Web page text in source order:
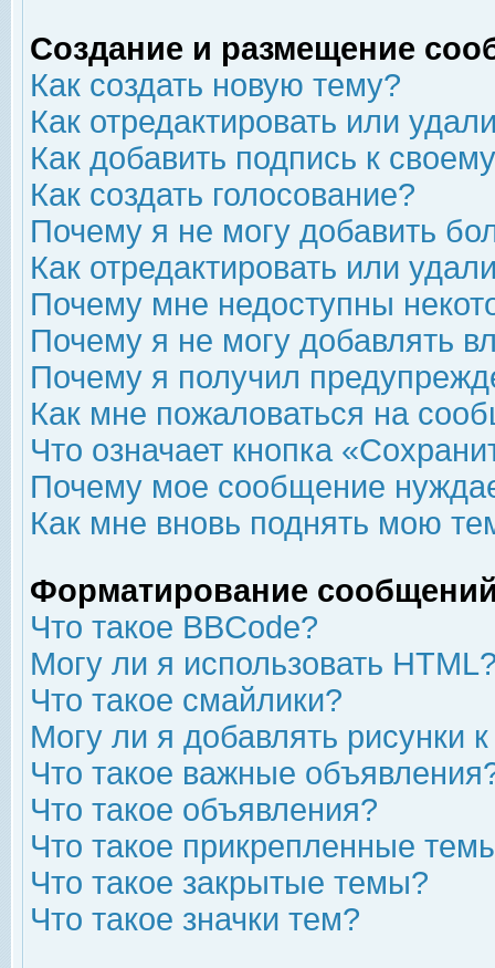
Создание и размещение
Как создать новую тему?
Как отредактировать или
Как добавить подпись к
Как создать голосование?
Почему я не могу добавить
Как отредактировать или
Почему мне недоступны
Почему я не могу добавлять
Почему я получил
Как мне пожаловаться на
Что означает кнопка
Почему мое сообщение
Как мне вновь поднять мою
Форматирование
Что такое BBCode?
Могу ли я использовать
Что такое смайлики?
Могу ли я добавлять рисунки
Что такое важные
Что такое объявления?
Что такое прикрепленные
Что такое закрытые темы?
Что такое значки тем?